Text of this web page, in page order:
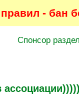
- бан
Спонсор